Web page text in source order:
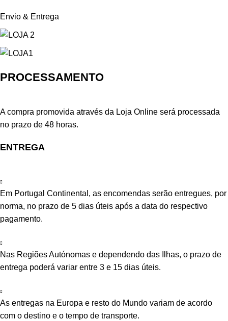
Envio & Entrega
PROCESSAMENTO
A compra promovida através da Loja Online será processada
no prazo de 48 horas.
ENTREGA
Em Portugal Continental, as encomendas serão entregues, por
norma, no prazo de 5 dias úteis após a data do respectivo
pagamento.
Nas Regiões Autónomas e dependendo das Ilhas, o prazo de
entrega poderá variar entre 3 e 15 dias úteis.
As entregas na Europa e resto do Mundo variam de acordo
com o destino e o tempo de transporte.